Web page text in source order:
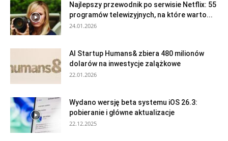
Najlepszy przewodnik po serwisie Netflix: 55
programów telewizyjnych, na które warto...
24.01.2026
AI Startup Humans& zbiera 480 milionów
dolarów na inwestycje zalążkowe
22.01.2026
Wydano wersję beta systemu iOS 26.3:
pobieranie i główne aktualizacje
22.12.2025